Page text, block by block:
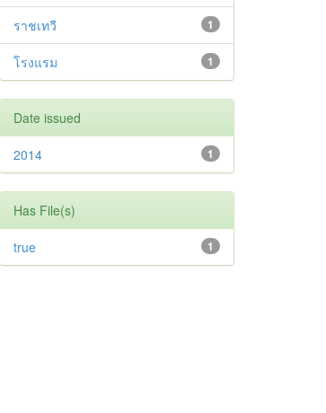
1
ราชเทวี
1
โรงแรม
Date issued
1
2014
Has File(s)
1
true